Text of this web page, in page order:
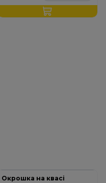
Окрошка на квасі